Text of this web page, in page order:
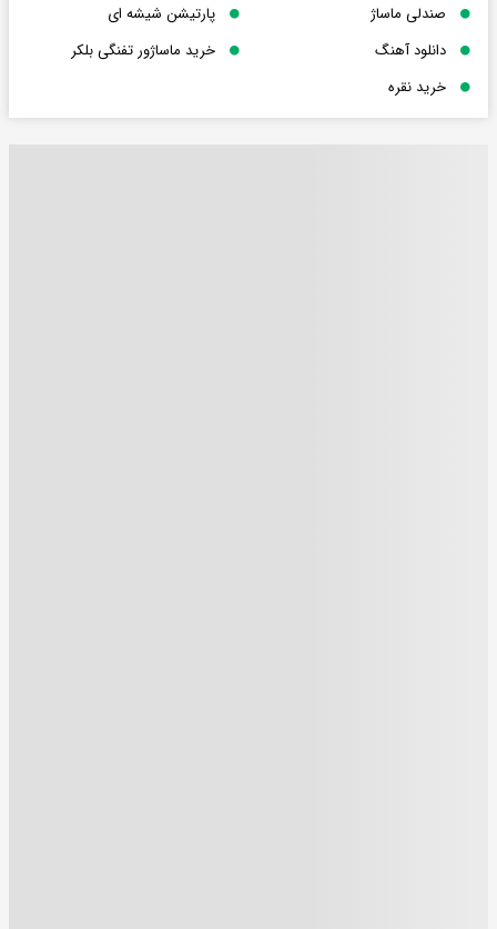
صندلی ماساژ
پارتیشن شیشه ای
دانلود آهنگ
خرید ماساژور تفنگی بلکر
خرید نقره